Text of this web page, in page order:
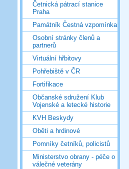
Četnická pátrací stanice
Praha
Památník Čestná vzpomínka
Osobní stránky členů a
partnerů
Virtuální hřbitovy
Pohřebiště v ČR
Fortifikace
Občanské sdružení Klub
Vojenské a letecké historie
KVH Beskydy
Oběti a hrdinové
Pomníky četníků, policistů
Ministerstvo obrany - péče o
válečné veterány